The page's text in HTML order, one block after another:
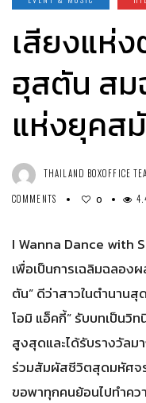
เสียงแห่
ฮุสตัน สม
แห่งยุคส
THAILAND BOXOFFICE
COMMENTS
0
I Wanna Dance with
เพื่อเป็นการเฉลิมฉลอ
ตัน” ดีว่าสาวในตำนาน
โอมิ แอ็คกี้” รับบทเป็น
สูงสุดและได้รับรางวัลม
ร่วมสัมผัสชีวิตสุดมหัศจ
ขอพาทุกคนย้อนไปทำค